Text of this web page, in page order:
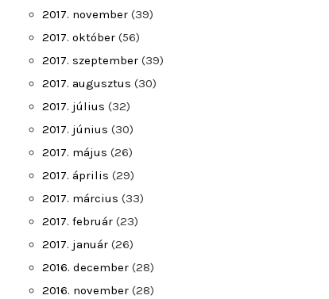
2017. november (39)
2017. október (56)
2017. szeptember (39)
2017. augusztus (30)
2017. július (32)
2017. június (30)
2017. május (26)
2017. április (29)
2017. március (33)
2017. február (23)
2017. január (26)
2016. december (28)
2016. november (28)